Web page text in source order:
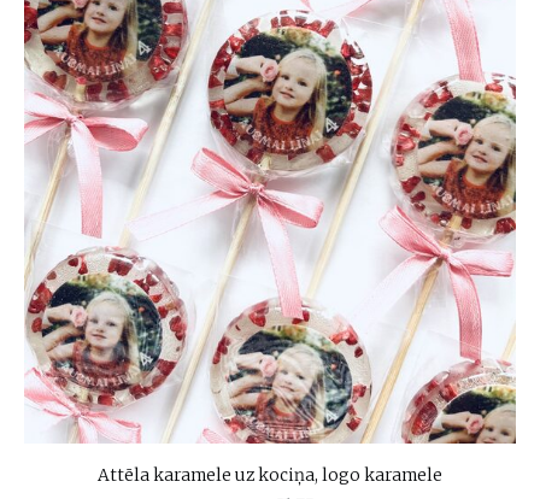
Attēla karamele uz kociņa, logo karamele